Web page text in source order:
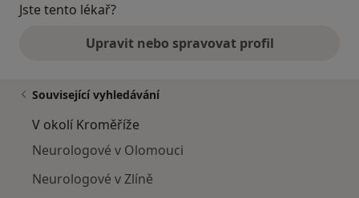
Jste tento lékař?
Upravit nebo spravovat profil
Související vyhledávání
V okolí Kroměříže
Neurologové v Olomouci
Neurologové v Zlíně